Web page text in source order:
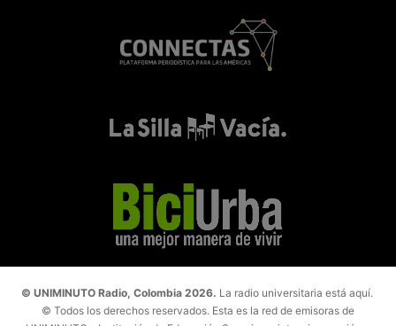
© UNIMINUTO Radio, Colombia 2026. La radio universitaria está aquí.
© Todos los derechos reservados. Esta es la red de emisoras de